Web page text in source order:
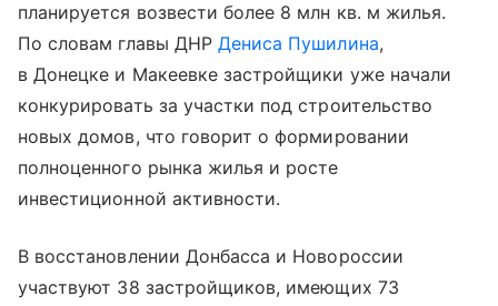
планируется возвести более 8 млн кв. м жилья.
По словам главы ДНР Дениса Пушилина,
в Донецке и Макеевке застройщики уже начали
конкурировать за участки под строительство
новых домов, что говорит о формировании
полноценного рынка жилья и росте
инвестиционной активности.
В восстановлении Донбасса и Новороссии
участвуют 38 застройщиков, имеющих 73